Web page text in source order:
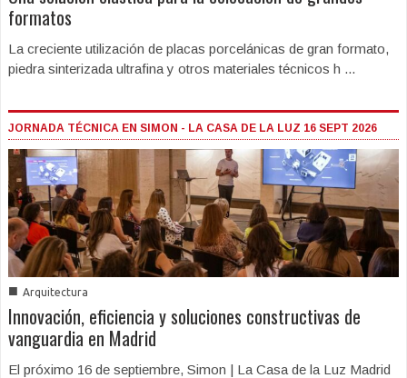
formatos
La creciente utilización de placas porcelánicas de gran formato,
piedra sinterizada ultrafina y otros materiales técnicos h ...
JORNADA TÉCNICA EN SIMON - LA CASA DE LA LUZ 16 SEPT 2026
■ Arquitectura
Innovación, eficiencia y soluciones constructivas de
vanguardia en Madrid
El próximo 16 de septiembre, Simon | La Casa de la Luz Madrid